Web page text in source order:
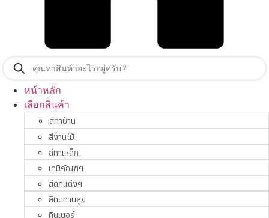
Products
search
หน้าหลัก
เลือกสินค้า
สีทาบ้าน
สีงานไม้
สีทาเหล็ก
เคมีภัณฑ์ฯ
สีตกแต่งฯ
สีทนทานสูง
ทินเนอร์